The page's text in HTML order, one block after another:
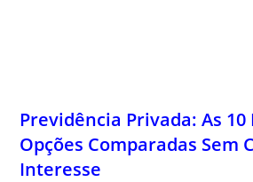
Previdência Privada: As
Opções Comparadas Sem
Interesse